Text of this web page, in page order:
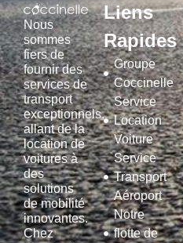
Nous
sommes
fiers de
fournir des
services de
transport
exceptionnels,
allant de la
location de
voitures à
des
solutions
de mobilité
innovantes.
Chez
Liens
Rapides
Groupe
Coccinelle
Service
Location
Voiture
Service
Transport
Aéroport
Notre
flotte de